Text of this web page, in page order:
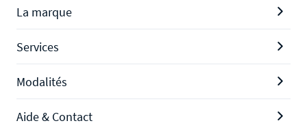
La marque
Services
Modalités
Aide & Contact